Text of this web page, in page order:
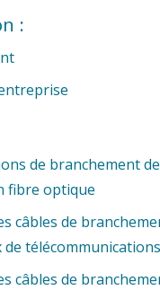
:
de branchement
fibre optique
câbles de
câbles de